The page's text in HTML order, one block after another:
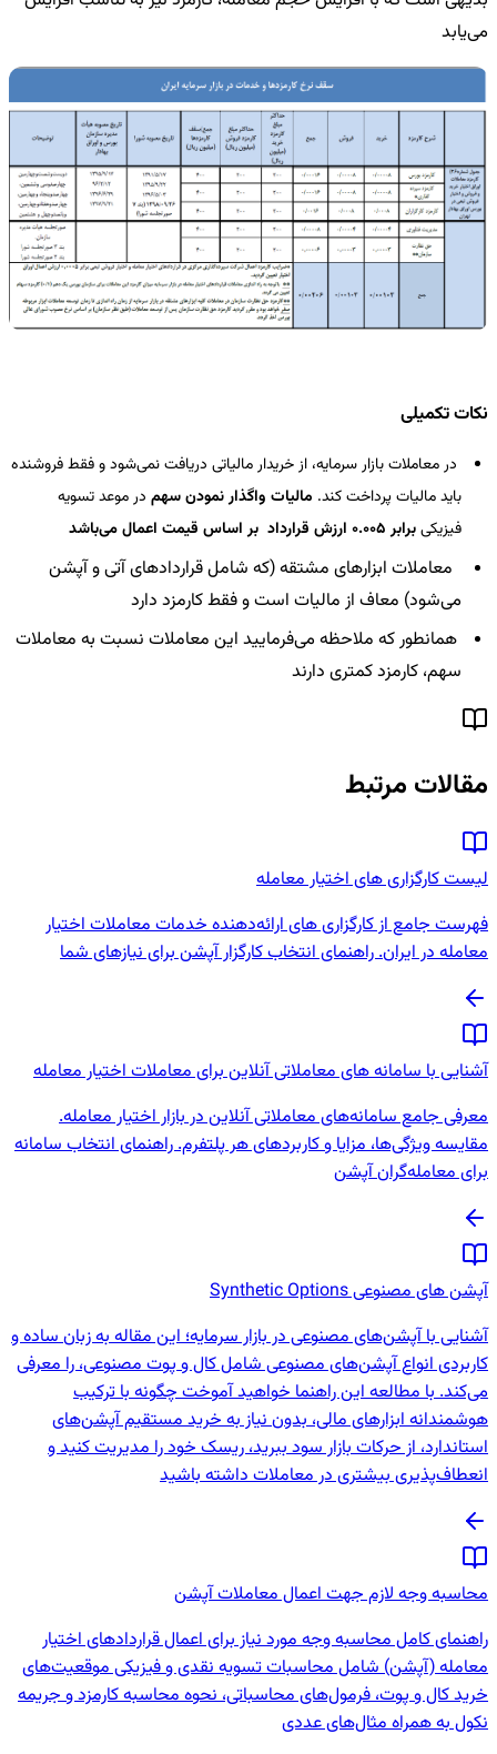
می‌یابد
نکات تکمیلی
در معاملات بازار سرمایه، از خریدار مالیاتی دریافت نمی‌شود و فقط فروشنده
باید مالیات پرداخت کند. مالیات واگذار نمودن سهم در موعد تسویه
فیزیکیبرابر 0.005 ارزش قرارداد بر اساس قیمت اعمال می‌باشد
معاملات ابزارهای مشتقه (که شامل قراردادهای آتی و آپشن
می‌شود) معاف از مالیات است و فقط کارمزد دارد
همانطور که ملاحظه می‌فرمایید این معاملات نسبت به معاملات
سهم، کارمزد کمتری دارند
مقالات مرتبط
لیست کارگزاری های اختیار معامله
فهرست جامع از کارگزاری‌ های ارائه‌دهنده خدمات معاملات اختیار
معامله در ایران. راهنمای انتخاب کارگزار آپشن برای نیازهای شما
آشنایی با سامانه های معاملاتی آنلاین برای معاملات اختیار معامله
معرفی جامع سامانه‌های معاملاتی آنلاین در بازار اختیار معامله.
مقایسه ویژگی‌ها، مزایا و کاربردهای هر پلتفرم. راهنمای انتخاب سامانه
برای معامله‌گران آپشن
آپشن های مصنوعی Synthetic Options
آشنایی با آپشن‌های مصنوعی در بازار سرمایه؛ این مقاله به زبان ساده و
کاربردی انواع آپشن‌های مصنوعی شامل کال و پوت مصنوعی، را معرفی
می‌کند. با مطالعه این راهنما خواهید آموخت چگونه با ترکیب
هوشمندانه ابزارهای مالی، بدون نیاز به خرید مستقیم آپشن‌های
استاندارد، از حرکات بازار سود ببرید، ریسک خود را مدیریت کنید و
انعطاف‌پذیری بیشتری در معاملات داشته باشید
محاسبه وجه لازم جهت اعمال معاملات آپشن
راهنمای کامل محاسبه وجه مورد نیاز برای اعمال قراردادهای اختیار
معامله (آپشن) شامل محاسبات تسویه نقدی و فیزیکی موقعیت‌های
خرید کال و پوت، فرمول‌های محاسباتی، نحوه محاسبه کارمزد و جریمه
نکول به همراه مثال‌های عددی